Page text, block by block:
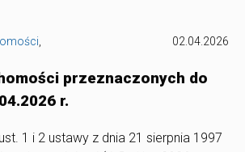
02.04.2026
przeznaczonych do
r.
1 i 2 ustawy z dnia 21 sierpnia 1997